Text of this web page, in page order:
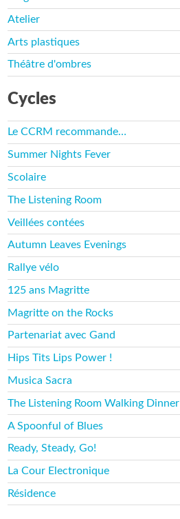
Atelier
Arts plastiques
Théâtre d'ombres
Cycles
Le CCRM recommande…
Summer Nights Fever
Scolaire
The Listening Room
Veillées contées
Autumn Leaves Evenings
Rallye vélo
125 ans Magritte
Magritte on the Rocks
Partenariat avec Gand
Hips Tits Lips Power !
Musica Sacra
The Listening Room Walking Dinner
A Spoonful of Blues
Ready, Steady, Go!
La Cour Electronique
Résidence